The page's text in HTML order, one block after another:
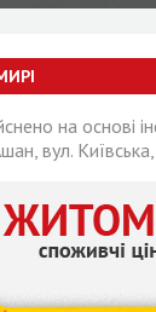
на основі
вул.